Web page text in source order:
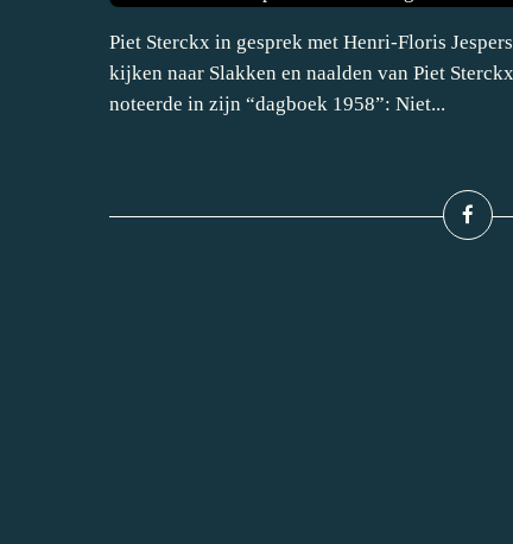
Piet Sterckx in gesprek met Henri-Floris
kijken naar Slakken en naalden van Piet
noteerde in zijn “dagboek 1958”: Niet...